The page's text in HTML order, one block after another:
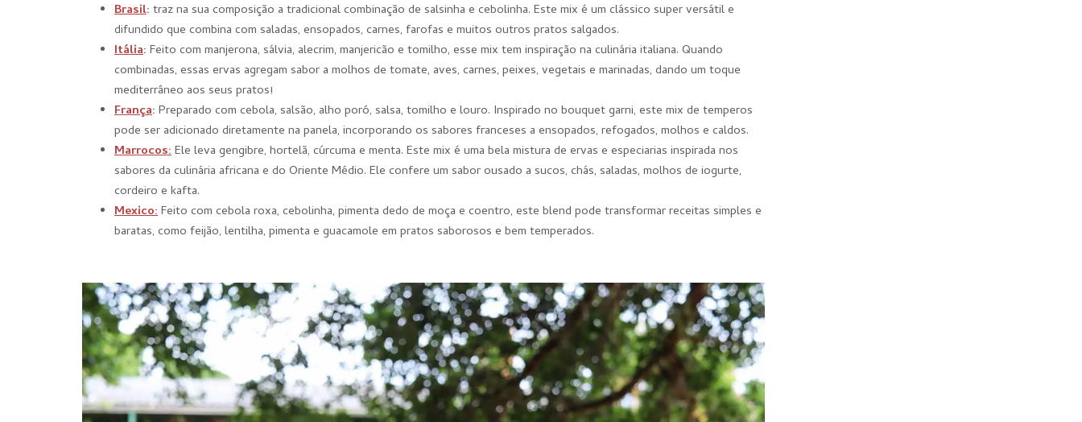
Brasil: traz na sua composição a tradicional combinação de salsinha e cebolinha. Este mix é um clássico super versátil e
difundido que combina com saladas, ensopados, carnes, farofas e muitos outros pratos salgados.
Itália: Feito com ‎manjerona, sálvia, alecrim, manjericão e tomilho, esse mix tem inspiração na culinária italiana. Quando
combinadas, essas ervas agregam sabor a molhos de tomate, aves, carnes, peixes, vegetais e marinadas, dando um toque
mediterrâneo aos seus pratos!
França: Preparado com ‎cebola, salsão, alho poró, salsa, tomilho e louro. Inspirado no bouquet garni, este mix de temperos
pode ser adicionado diretamente na panela, incorporando os sabores franceses a ensopados, refogados, molhos e caldos.
Marrocos:‎Ele leva gengibre, hortelã, cúrcuma e menta. Este mix é uma bela mistura de ervas e especiarias inspirada nos
sabores da culinária africana e do Oriente Médio. Ele confere um sabor ousado a sucos, chás, saladas, molhos de iogurte,
cordeiro e kafta.
Mexico:Feito com ‎cebola roxa, cebolinha, pimenta dedo de moça e coentro, este blend pode transformar receitas simples e
baratas, como feijão, lentilha, pimenta e guacamole em pratos saborosos e bem temperados.